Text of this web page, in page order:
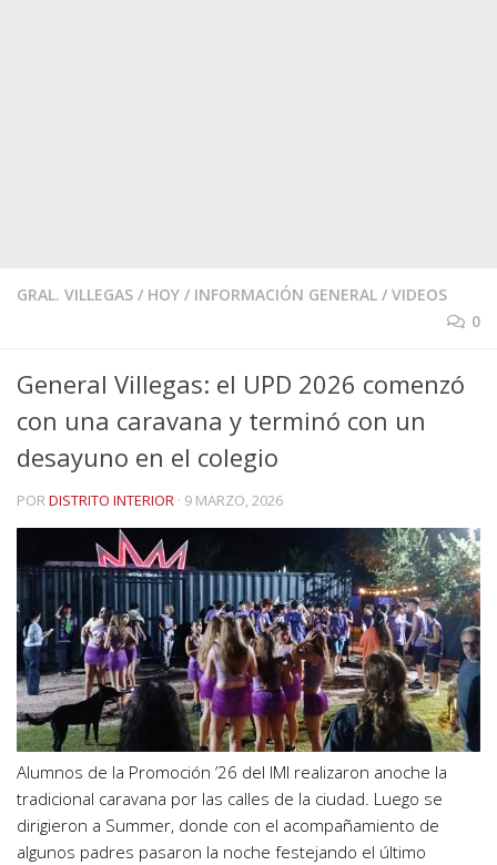
GRAL. VILLEGAS / HOY / INFORMACIÓN GENERAL / VIDEOS
0
General Villegas: el UPD 2026 comenzó
con una caravana y terminó con un
desayuno en el colegio
PORDISTRITO INTERIOR · 9 MARZO, 2026
Alumnos de la Promoción ’26 del IMI realizaron anoche la
tradicional caravana por las calles de la ciudad. Luego se
dirigieron a Summer, donde con el acompañamiento de
algunos padres pasaron la noche festejando el último